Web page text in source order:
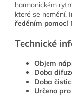
harmonickém
které se nemění.
ředěním pomocí
Technické
Objem
Doba
Doba
Určeno pro